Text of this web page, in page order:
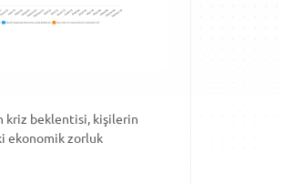
kriz beklentisi, kişilerin
ekonomik zorluk